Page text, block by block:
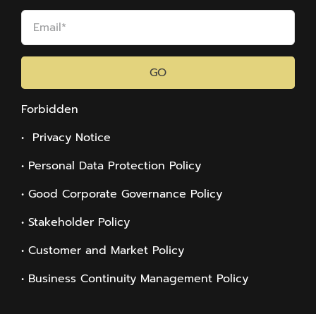
GO
Forbidden
• Privacy Notice
• Personal Data Protection Policy
• Good Corporate Governance Policy
• Stakeholder Policy
• Customer and Market Policy
• Business Continuity Management Policy